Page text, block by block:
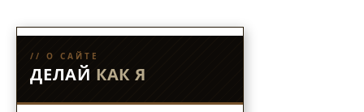
// О САЙТЕ
ДЕЛАЙ КАК Я